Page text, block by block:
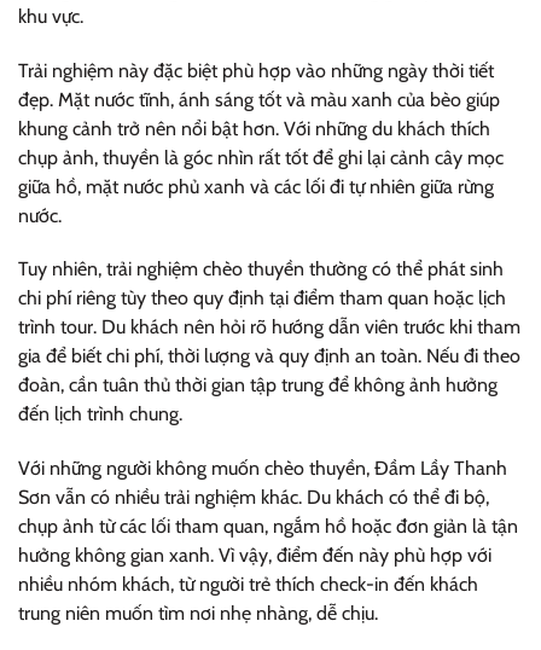
khu vực.
Trải nghiệm này đặc biệt phù hợp vào những ngày thời tiết
đẹp. Mặt nước tĩnh, ánh sáng tốt và màu xanh của bèo giúp
khung cảnh trở nên nổi bật hơn. Với những du khách thích
chụp ảnh, thuyền là góc nhìn rất tốt để ghi lại cảnh cây mọc
giữa hồ, mặt nước phủ xanh và các lối đi tự nhiên giữa rừng
nước.
Tuy nhiên, trải nghiệm chèo thuyền thường có thể phát sinh
chi phí riêng tùy theo quy định tại điểm tham quan hoặc lịch
trình tour. Du khách nên hỏi rõ hướng dẫn viên trước khi tham
gia để biết chi phí, thời lượng và quy định an toàn. Nếu đi theo
đoàn, cần tuân thủ thời gian tập trung để không ảnh hưởng
đến lịch trình chung.
Với những người không muốn chèo thuyền, Đầm Lầy Thanh
Sơn vẫn có nhiều trải nghiệm khác. Du khách có thể đi bộ,
chụp ảnh từ các lối tham quan, ngắm hồ hoặc đơn giản là tận
hưởng không gian xanh. Vì vậy, điểm đến này phù hợp với
nhiều nhóm khách, từ người trẻ thích check-in đến khách
trung niên muốn tìm nơi nhẹ nhàng, dễ chịu.